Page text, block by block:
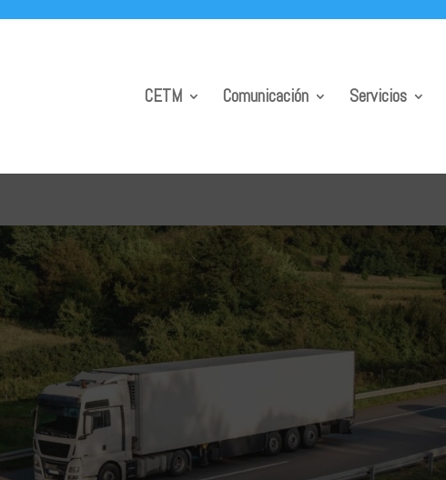
CETM Comunicación Servicios